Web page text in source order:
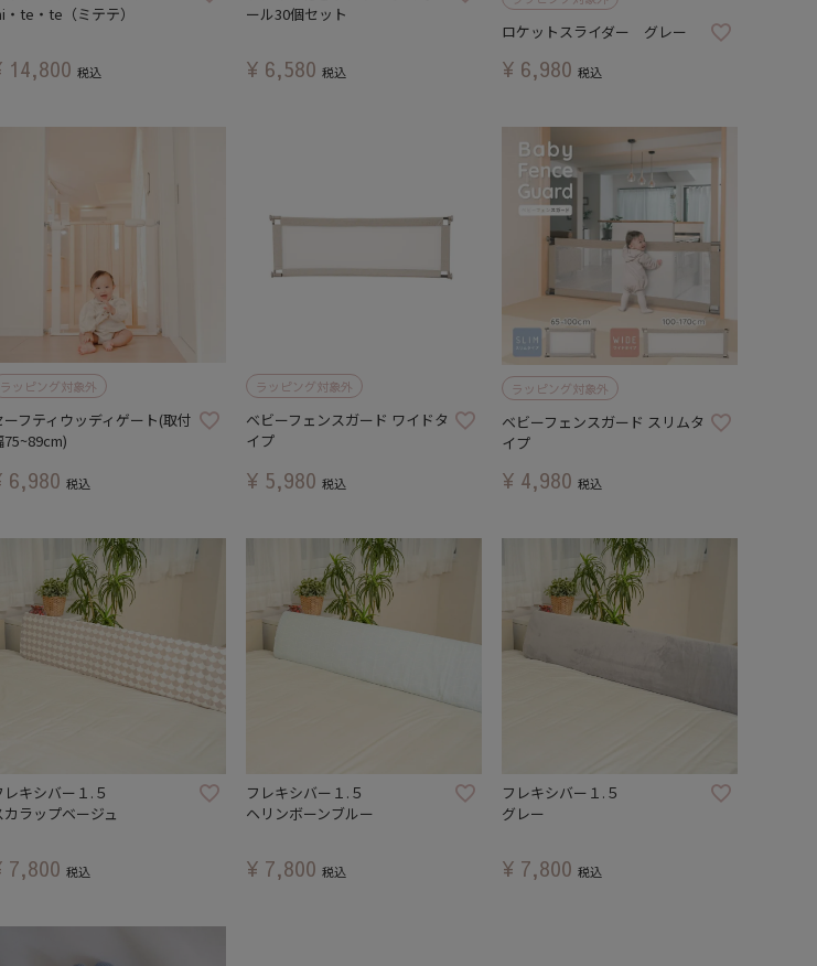
・te・te（ミテテ）
14,800 税込
ール30個セット
¥ 6,580 税込
ロケットスライダー グレー
¥ 6,980 税込
ラッピング対象外
ーフティウッディゲート(取付
75~89cm)
6,980 税込
ラッピング対象外
ベビーフェンスガード ワイドタ
イプ
¥ 5,980 税込
ラッピング対象外
ベビーフェンスガード スリムタ
イプ
¥ 4,980 税込
レキシバー１.５
カラップベージュ
7,800 税込
フレキシバー１.５
ヘリンボーンブルー
¥ 7,800 税込
フレキシバー１.５
グレー
¥ 7,800 税込